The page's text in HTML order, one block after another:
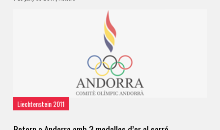
Liechtenstein 2011